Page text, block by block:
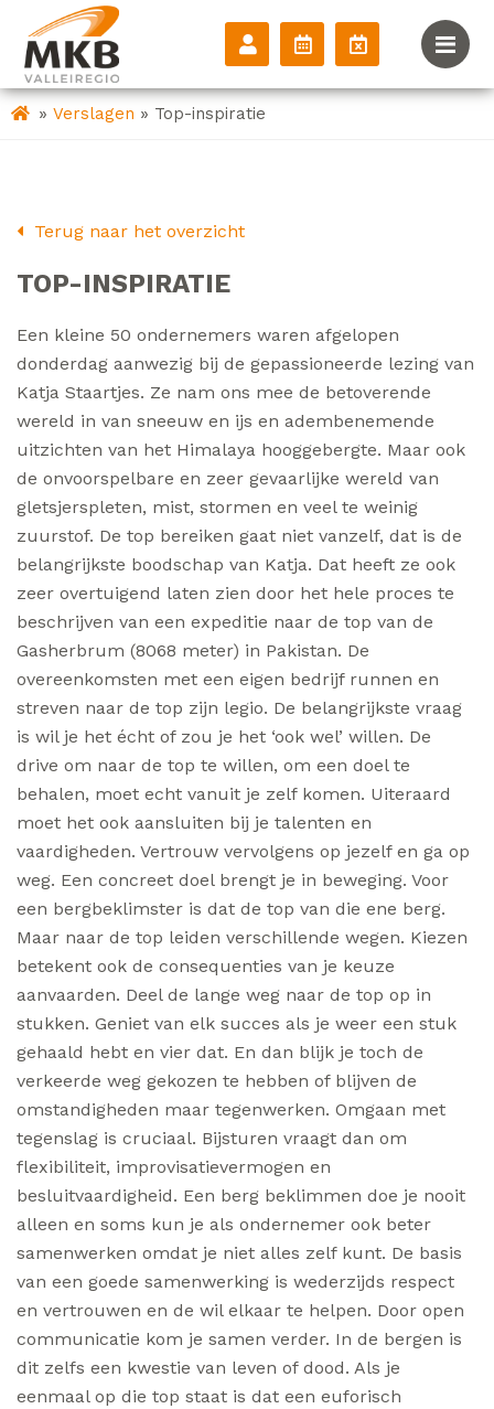
» Verslagen » Top-inspiratie
Terug naar het overzicht
TOP-INSPIRATIE
Een kleine 50 ondernemers waren afgelopen
donderdag aanwezig bij de gepassioneerde lezing van
Katja Staartjes. Ze nam ons mee de betoverende
wereld in van sneeuw en ijs en adembenemende
uitzichten van het Himalaya hooggebergte. Maar ook
de onvoorspelbare en zeer gevaarlijke wereld van
gletsjerspleten, mist, stormen en veel te weinig
zuurstof. De top bereiken gaat niet vanzelf, dat is de
belangrijkste boodschap van Katja. Dat heeft ze ook
zeer overtuigend laten zien door het hele proces te
beschrijven van een expeditie naar de top van de
Gasherbrum (8068 meter) in Pakistan. De
overeenkomsten met een eigen bedrijf runnen en
streven naar de top zijn legio. De belangrijkste vraag
is wil je het écht of zou je het ‘ook wel’ willen. De
drive om naar de top te willen, om een doel te
behalen, moet echt vanuit je zelf komen. Uiteraard
moet het ook aansluiten bij je talenten en
vaardigheden. Vertrouw vervolgens op jezelf en ga op
weg. Een concreet doel brengt je in beweging. Voor
een bergbeklimster is dat de top van die ene berg.
Maar naar de top leiden verschillende wegen. Kiezen
betekent ook de consequenties van je keuze
aanvaarden. Deel de lange weg naar de top op in
stukken. Geniet van elk succes als je weer een stuk
gehaald hebt en vier dat. En dan blijk je toch de
verkeerde weg gekozen te hebben of blijven de
omstandigheden maar tegenwerken. Omgaan met
tegenslag is cruciaal. Bijsturen vraagt dan om
flexibiliteit, improvisatievermogen en
besluitvaardigheid. Een berg beklimmen doe je nooit
alleen en soms kun je als ondernemer ook beter
samenwerken omdat je niet alles zelf kunt. De basis
van een goede samenwerking is wederzijds respect
en vertrouwen en de wil elkaar te helpen. Door open
communicatie kom je samen verder. In de bergen is
dit zelfs een kwestie van leven of dood. Als je
eenmaal op die top staat is dat een euforisch